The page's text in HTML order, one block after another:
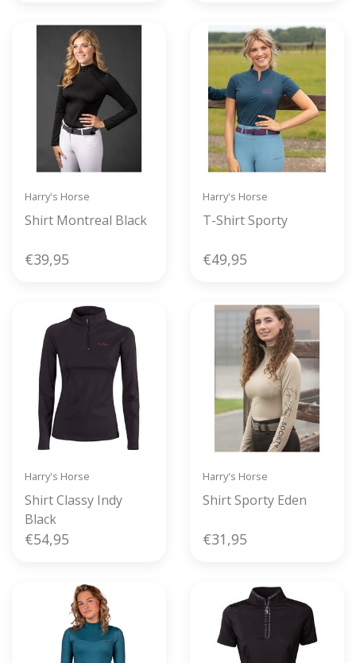
Harry's Horse
Shirt Montreal Black
€39,95
Harry's Horse
T-Shirt Sporty
€49,95
Harry's Horse
Shirt Classy Indy
Black
€54,95
Harry's Horse
Shirt Sporty Eden
€31,95